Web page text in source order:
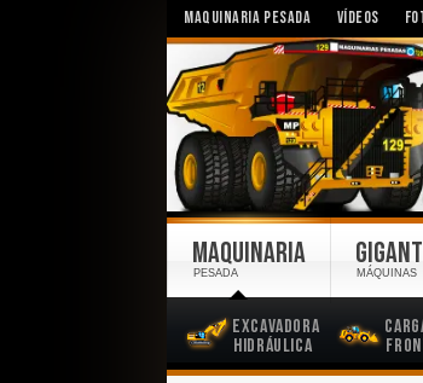
MAQUINARIA PESADA VÍDEOS
MAQUINARIA
PESADA
Excavadora
Hidráulica
MÁQUINAS